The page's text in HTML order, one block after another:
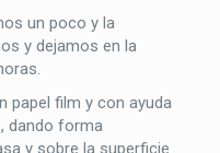
un poco y la
y dejamos en la
papel film y con ayuda
dando forma
y sobre la superficie